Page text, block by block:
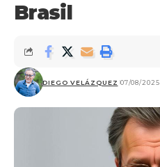
Brasil
DIEGO VELÁZQUEZ 07/08/2025